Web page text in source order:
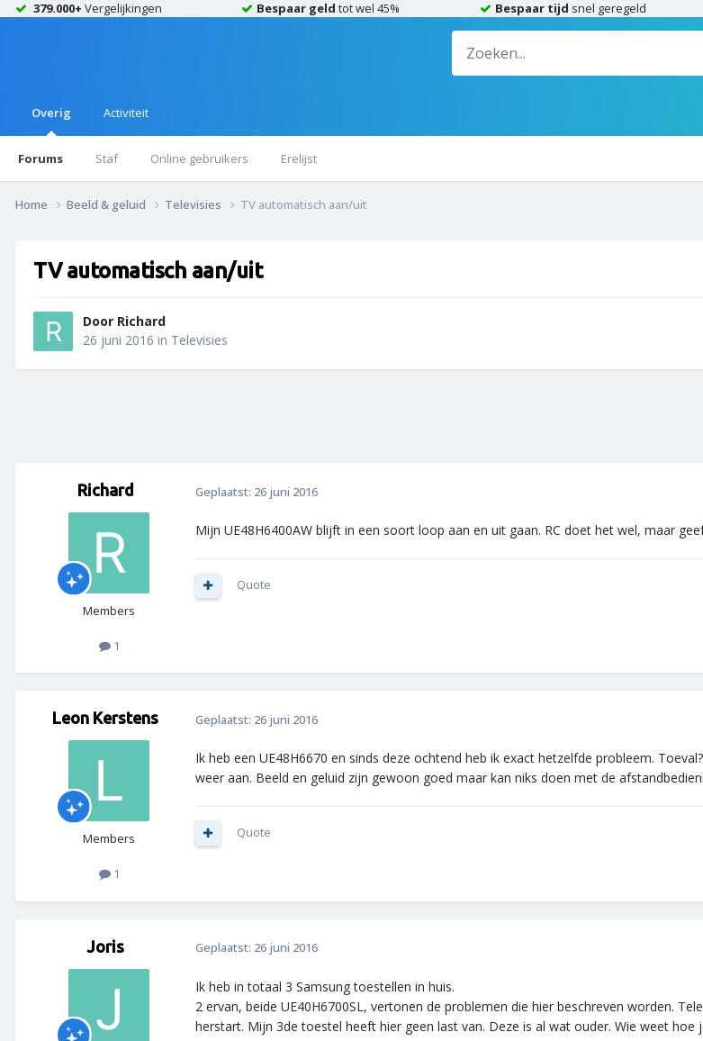
379.000+ Vergelijkingen Bespaar geld tot wel 45% Bespaar tijd snel geregeld
Overig
Forums Staf Online gebruikers Erelijst
Activiteit
Home Beeld & geluid Televisies TV automatisch aan/uit
TV automatisch aan/uit
Door Richard
26 juni 2016 in Televisies
Richard
Members
1
Geplaatst: 26 juni 2016
Mijn UE48H6400AW blijft in een soort loop aan en uit gaan. RC doet het wel, maar
Quote
Leon Kerstens
Members
1
Geplaatst: 26 juni 2016
Ik heb een UE48H6670 en sinds deze ochtend heb ik exact hetzelfde probleem.
weer aan. Beeld en geluid zijn gewoon goed maar kan niks doen met de
Quote
Joris Geplaatst: 26 juni 2016
Ik heb in totaal 3 Samsung toestellen in huis.
2 ervan, beide UE40H6700SL, vertonen de problemen die hier beschreven worden.
herstart. Mijn 3de toestel heeft hier geen last van. Deze is al wat ouder. Wie weet hoe